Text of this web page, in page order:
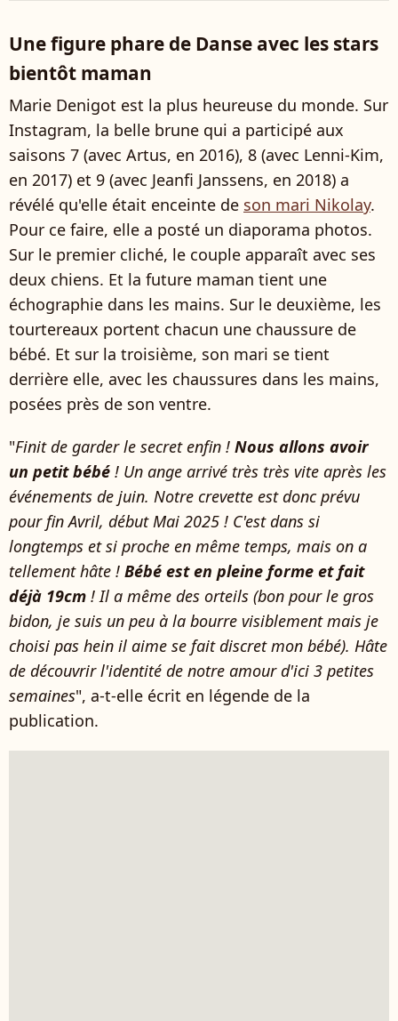
Une figure phare de Danse avec les stars
bientôt maman
Marie Denigot est la plus heureuse du monde. Sur
Instagram, la belle brune qui a participé aux
saisons 7 (avec Artus, en 2016), 8 (avec Lenni-Kim,
en 2017) et 9 (avec Jeanfi Janssens, en 2018) a
révélé qu'elle était enceinte de son mari Nikolay.
Pour ce faire, elle a posté un diaporama photos.
Sur le premier cliché, le couple apparaît avec ses
deux chiens. Et la future maman tient une
échographie dans les mains. Sur le deuxième, les
tourtereaux portent chacun une chaussure de
bébé. Et sur la troisième, son mari se tient
derrière elle, avec les chaussures dans les mains,
posées près de son ventre.
"Finit de garder le secret enfin ! Nous allons avoir
un petit bébé ! Un ange arrivé très très vite après les
événements de juin. Notre crevette est donc prévu
pour fin Avril, début Mai 2025 ! C'est dans si
longtemps et si proche en même temps, mais on a
tellement hâte ! Bébé est en pleine forme et fait
déjà 19cm ! Il a même des orteils (bon pour le gros
bidon, je suis un peu à la bourre visiblement mais je
choisi pas hein il aime se fait discret mon bébé). Hâte
de découvrir l'identité de notre amour d'ici 3 petites
semaines", a-t-elle écrit en légende de la
publication.